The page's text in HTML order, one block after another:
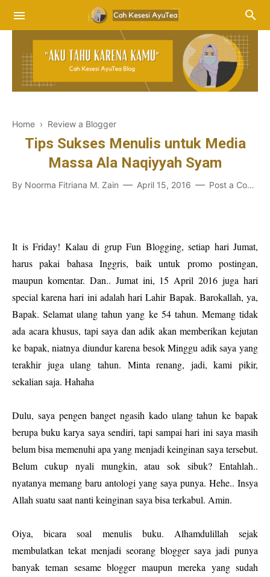
Home › Review a Blogger
Tips Sukses Menulis untuk Media
Massa Ala Naqiyyah Syam
By Noorma Fitriana M. Zain April 15, 2016 Post a Comment
It is Friday! Kalau di grup Fun Blogging, setiap hari Jumat,
harus pakai bahasa Inggris, baik untuk promo postingan,
maupun komentar. Dan.. Jumat ini, 15 April 2016 juga hari
special karena hari ini adalah hari Lahir Bapak. Barokallah, ya,
Bapak. Selamat ulang tahun yang ke 54 tahun. Memang tidak
ada acara khusus, tapi saya dan adik akan memberikan kejutan
ke bapak, niatnya diundur karena besok Minggu adik saya yang
terakhir juga ulang tahun. Minta renang, jadi, kami pikir,
sekalian saja. Hahaha
Dulu, saya pengen banget ngasih kado ulang tahun ke bapak
berupa buku karya saya sendiri, tapi sampai hari ini saya masih
belum bisa memenuhi apa yang menjadi keinginan saya tersebut.
Belum cukup nyali mungkin, atau sok sibuk? Entahlah..
nyatanya memang baru antologi yang saya punya. Hehe.. Insya
Allah suatu saat nanti keinginan saya bisa terkabul. Amin.
Oiya, bicara soal menulis buku. Alhamdulillah sejak
membulatkan tekat menjadi seorang blogger saya jadi punya
banyak teman sesame blogger maupun mereka yang sudah